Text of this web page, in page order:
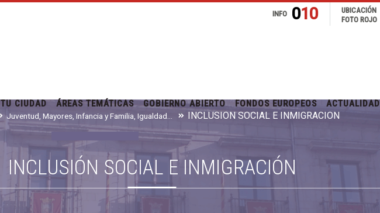
Buscar
INFO 010
UBICACIÓN
FOTO ROJO
TU CIUDAD ÁREAS TEMÁTICAS GOBIERNO ABIERTO FONDOS EUROPEOS ACTUALIDAD
INCLUSIÓN SOCIAL E INMIGRACIÓN
INCLUSIÓN SOCIAL E INMIGRACIÓN